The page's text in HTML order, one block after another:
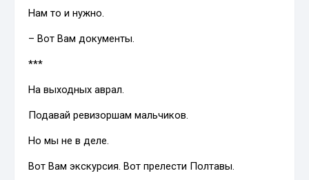
Нам то и нужно.
– Вот Вам документы.
***
На выходных аврал.
Подавай ревизоршам мальчиков.
Но мы не в деле.
Вот Вам экскурсия. Вот прелести Полтавы.